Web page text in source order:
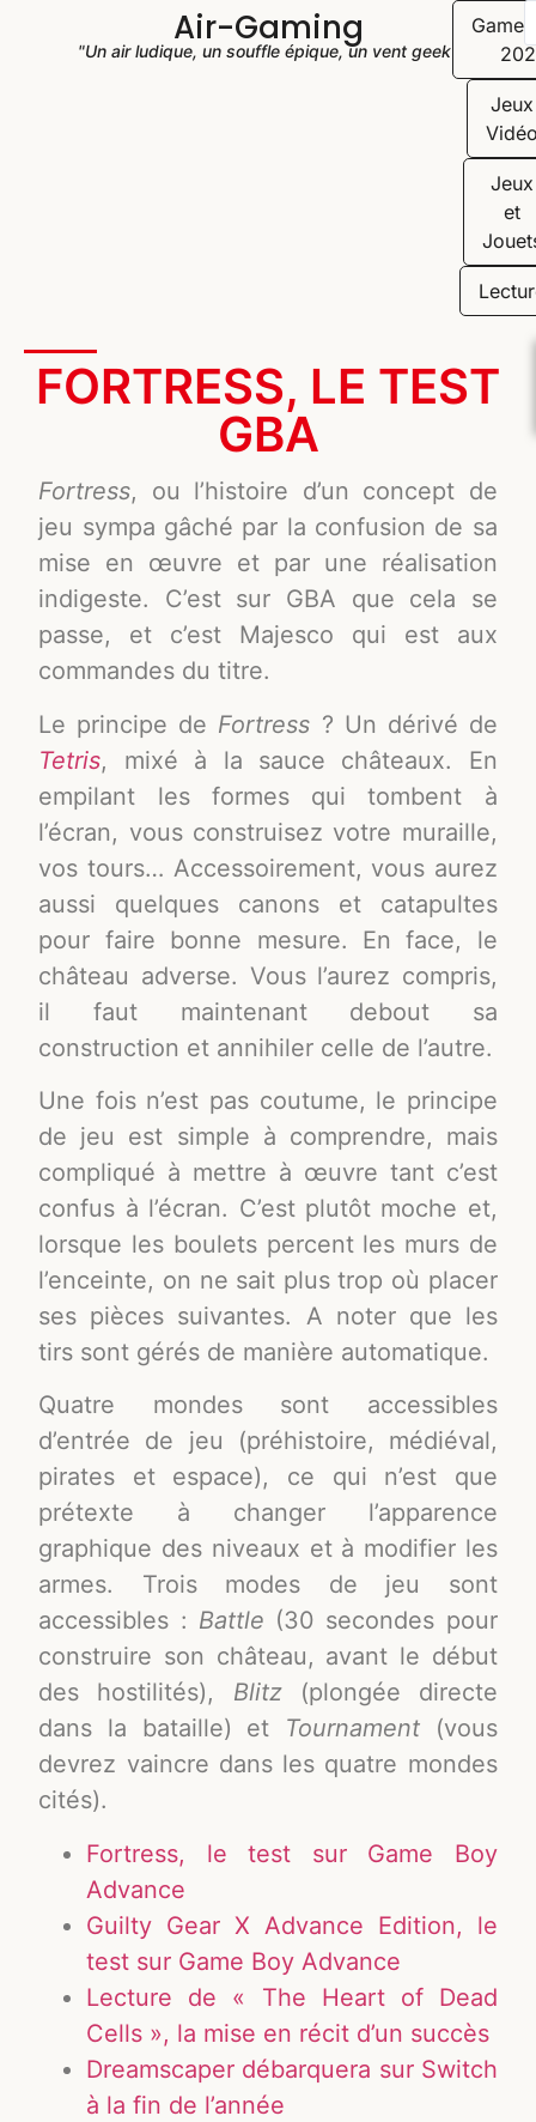
Air-Gaming
"Un air ludique, un souffle épique, un vent geek"
Jeux
Jeux
et
FORTRESS, LE TEST
GBA
Fortress, ou l’histoire d’un concept de
jeu sympa gâché par la confusion de sa
mise en œuvre et par une réalisation
indigeste. C’est sur GBA que cela se
passe, et c’est Majesco qui est aux
commandes du titre.
Le principe de Fortress ? Un dérivé de
Tetris, mixé à la sauce châteaux. En
empilant les formes qui tombent à
l’écran, vous construisez votre muraille,
vos tours… Accessoirement, vous aurez
aussi quelques canons et catapultes
pour faire bonne mesure. En face, le
château adverse. Vous l’aurez compris,
il faut maintenant debout sa
construction et annihiler celle de l’autre.
Une fois n’est pas coutume, le principe
de jeu est simple à comprendre, mais
compliqué à mettre à œuvre tant c’est
confus à l’écran. C’est plutôt moche et,
lorsque les boulets percent les murs de
l’enceinte, on ne sait plus trop où placer
ses pièces suivantes. A noter que les
tirs sont gérés de manière automatique.
Quatre mondes sont accessibles
d’entrée de jeu (préhistoire, médiéval,
pirates et espace), ce qui n’est que
prétexte à changer l’apparence
graphique des niveaux et à modifier les
armes. Trois modes de jeu sont
accessibles : Battle (30 secondes pour
construire son château, avant le début
des hostilités), Blitz(plongée directe
dans la bataille) et Tournament (vous
devrez vaincre dans les quatre mondes
cités).
Fortress, le test sur Game Boy
Advance
Guilty Gear X Advance Edition, le
test sur Game Boy Advance
Lecture de « The Heart of Dead
Cells », la mise en récit d’un succès
Dreamscaper débarquera sur Switch
à la fin de l’année